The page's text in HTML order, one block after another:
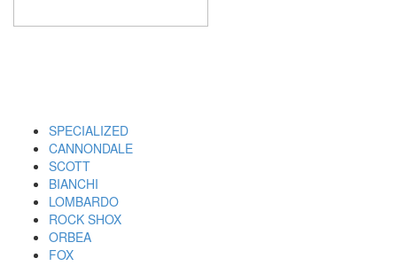
SPECIALIZED
CANNONDALE
SCOTT
BIANCHI
LOMBARDO
ROCK SHOX
ORBEA
FOX